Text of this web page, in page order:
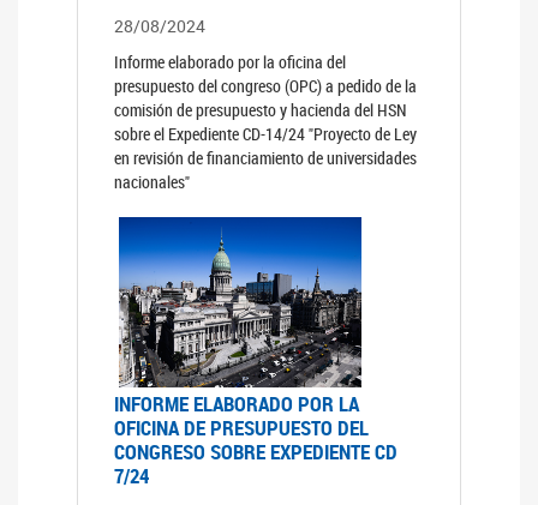
28/08/2024
Informe elaborado por la oficina del
presupuesto del congreso (OPC) a pedido de la
comisión de presupuesto y hacienda del HSN
sobre el Expediente CD-14/24 "Proyecto de Ley
en revisión de financiamiento de universidades
nacionales"
INFORME ELABORADO POR LA
OFICINA DE PRESUPUESTO DEL
CONGRESO SOBRE EXPEDIENTE CD
7/24